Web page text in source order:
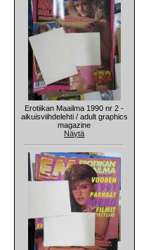
Erotiikan Maailma 1990 nr 2 -
aikuisviihdelehti / adult graphics
magazine
Näytä